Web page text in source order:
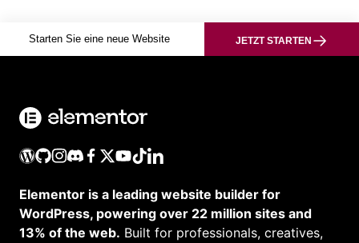
Starten Sie eine neue Website JETZT STARTEN
Elementor is a leading website builder for
WordPress, powering over 22 million sites and
13% of the web. Built for professionals, creatives,